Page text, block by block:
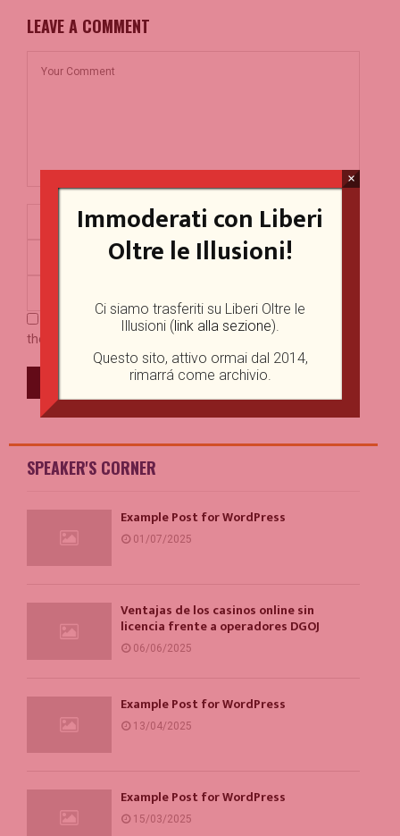
LEAVE A COMMENT
Save my name, email, and website in this browser for
the next time I comment.
SPEAKER'S CORNER
Example Post for WordPress
01/07/2025
Ventajas de los casinos online sin
licencia frente a operadores DGOJ
06/06/2025
Example Post for WordPress
13/04/2025
Example Post for WordPress
15/03/2025
Immoderati con Liberi
Oltre le Illusioni!
Ci siamo trasferiti su Liberi Oltre le
Illusioni (link alla sezione).
Questo sito, attivo ormai dal 2014,
rimarrá come archivio.
×